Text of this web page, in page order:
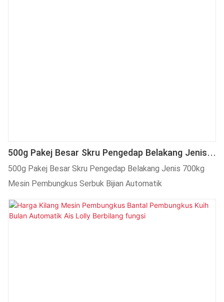
500g Pakej Besar Skru Pengedap Belakang Jenis
700kg Mesin Pembungkus Serbuk Bijian Automatik
500g Pakej Besar Skru Pengedap Belakang Jenis 700kg
Mesin Pembungkus Serbuk Bijian Automatik